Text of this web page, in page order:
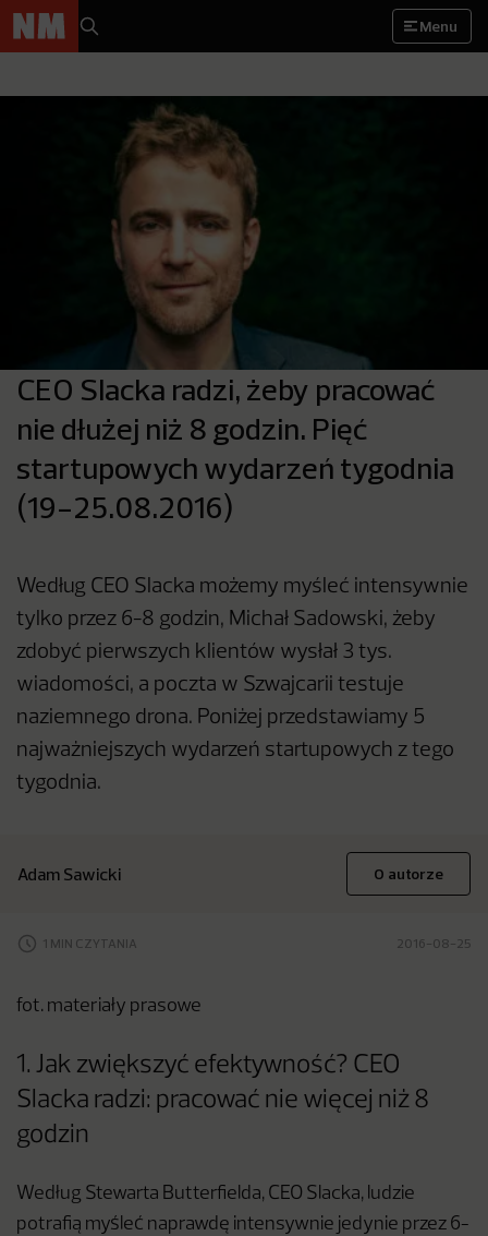
Menu
CEO Slacka radzi, żeby pracować
nie dłużej niż 8 godzin. Pięć
startupowych wydarzeń tygodnia
(19-25.08.2016)
Według CEO Slacka możemy myśleć intensywnie
tylko przez 6-8 godzin, Michał Sadowski, żeby
zdobyć pierwszych klientów wysłał 3 tys.
wiadomości, a poczta w Szwajcarii testuje
naziemnego drona. Poniżej przedstawiamy 5
najważniejszych wydarzeń startupowych z tego
tygodnia.
Adam Sawicki O autorze
1 MIN CZYTANIA 2016-08-25
fot. materiały prasowe
1. Jak zwiększyć efektywność? CEO
Slacka radzi: pracować nie więcej niż 8
godzin
Według Stewarta Butterfielda, CEO Slacka, ludzie
potrafią myśleć naprawdę intensywnie jedynie przez 6-